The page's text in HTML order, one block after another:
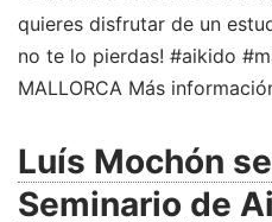
quieres disfrutar de un
no te lo pierdas! #aikido
MALLORCA Más
Luís Mochón
Seminario de